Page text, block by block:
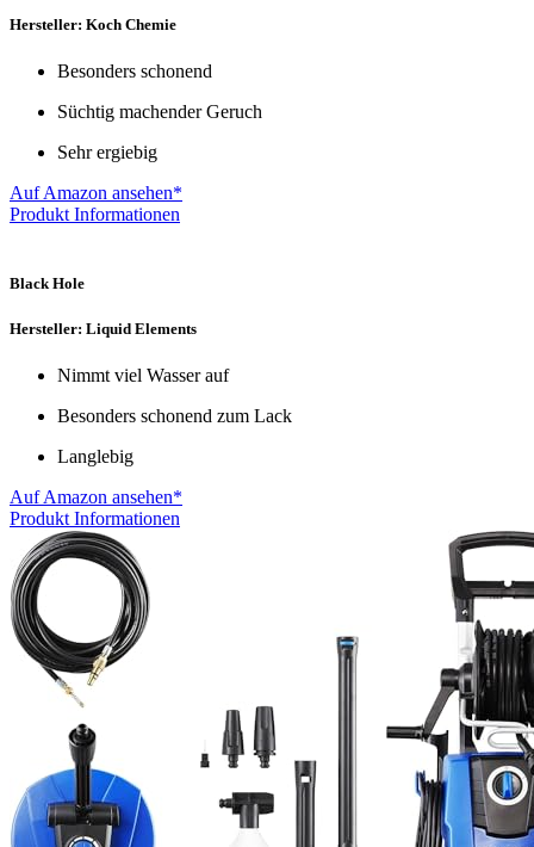
Hersteller: Koch Chemie
Besonders schonend
Süchtig machender Geruch
Sehr ergiebig
Auf Amazon ansehen*
Produkt Informationen
Black Hole
Hersteller: Liquid Elements
Nimmt viel Wasser auf
Besonders schonend zum Lack
Langlebig
Auf Amazon ansehen*
Produkt Informationen